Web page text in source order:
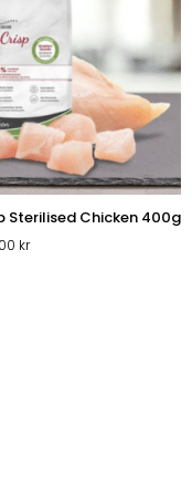
Sterilised Chicken 400g
kr